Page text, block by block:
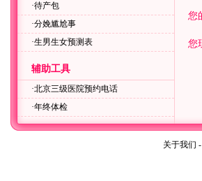
·待产包
·分娩尴尬事
·生男生女预测表
辅助工具
·北京三级医院预约电话
·年终体检
您
您
关于我们 -